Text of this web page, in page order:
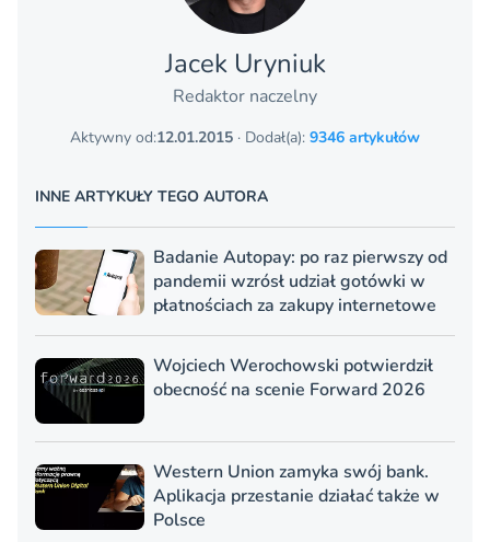
Jacek Uryniuk
Redaktor naczelny
Aktywny od:12.01.2015 · Dodał(a): 9346 artykułów
INNE ARTYKUŁY TEGO AUTORA
Badanie Autopay: po raz pierwszy od
pandemii wzrósł udział gotówki w
płatnościach za zakupy internetowe
Wojciech Werochowski potwierdził
obecność na scenie Forward 2026
Western Union zamyka swój bank.
Aplikacja przestanie działać także w
Polsce